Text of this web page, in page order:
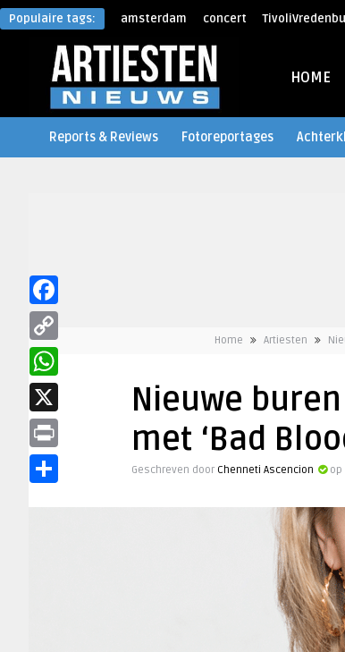
Populaire tags: amsterdam concert
HOME
Reports & Reviews Fotoreportages
Home Artiesten
Nieuwe
met ‘Bad
Geschreven door Chenneti Ascencion op
Facebook
Copy
Link
WhatsApp
X
Print